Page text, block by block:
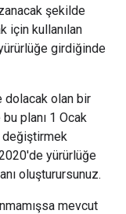
şekilde
için kullanılan
girdiğinde
dolacak olan bir
planı 1 Ocak
değiştirmek
yürürlüğe
oluşturursunuz.
mevcut